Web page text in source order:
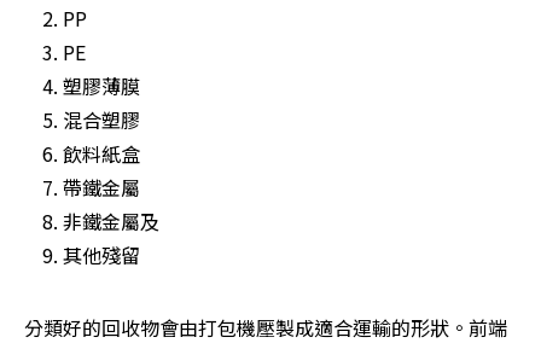
PP
PE
塑膠薄膜
混合塑膠
飲料紙盒
帶鐵金屬
非鐵金屬及
其他殘留
分類好的回收物會由打包機壓製成適合運輸的形狀。前端